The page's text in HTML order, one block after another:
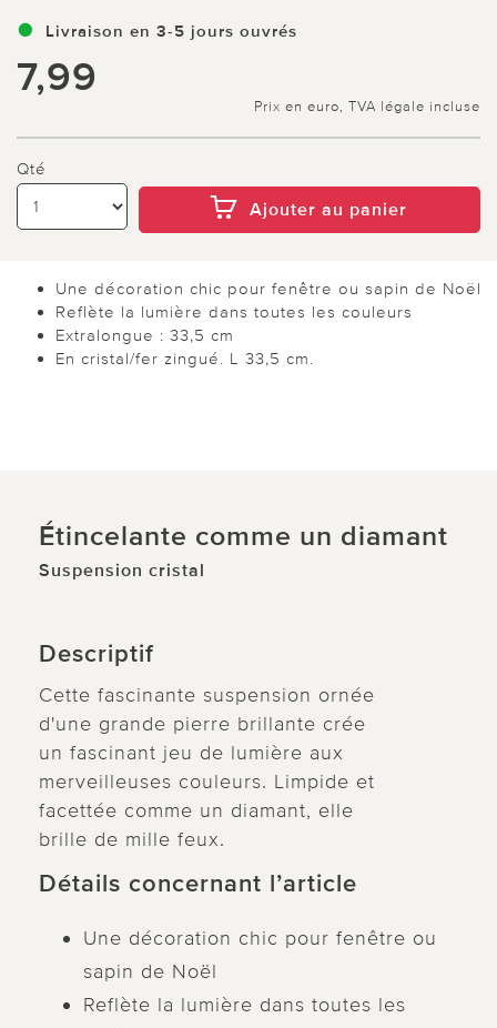
Livraison en 3-5 jours ouvrés
7,99
Prix en euro, TVA légale incluse
Qté
Ajouter au panier
Une décoration chic pour fenêtre ou sapin de Noël
Reflète la lumière dans toutes les couleurs
Extralongue : 33,5 cm
En cristal/fer zingué. L 33,5 cm.
Étincelante comme un diamant
Suspension cristal
Descriptif
Cette fascinante suspension ornée
d'une grande pierre brillante crée
un fascinant jeu de lumière aux
merveilleuses couleurs. Limpide et
facettée comme un diamant, elle
brille de mille feux.
Détails concernant l’article
Une décoration chic pour fenêtre ou
sapin de Noël
Reflète la lumière dans toutes les